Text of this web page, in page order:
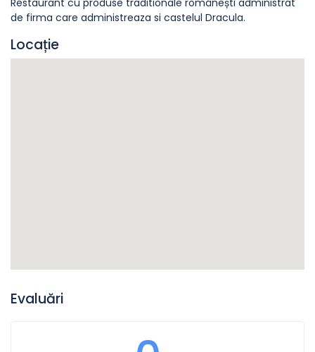
Restaurant cu produse traditionale românești administrat
de firma care administreaza si castelul Dracula.
Locație
Evaluări